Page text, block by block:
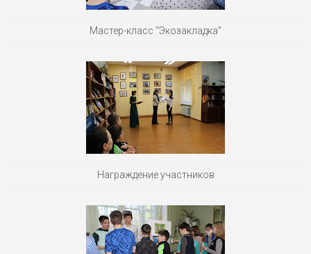
Мастер-класс “Экозакладка”
Награждение участников